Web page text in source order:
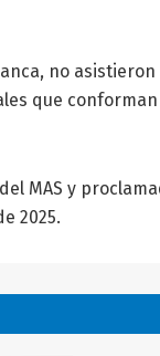
no
que conforman
MAS y
2025.